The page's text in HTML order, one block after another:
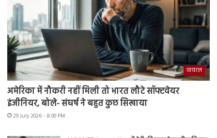
वायरल
अमेरिका में नौकरी नहीं मिली तो भारत लौटे सॉफ्टवेयर
इंजीनियर, बोले- संघर्ष ने बहुत कुछ सिखाया
29 July 2026 - 8:00 PM